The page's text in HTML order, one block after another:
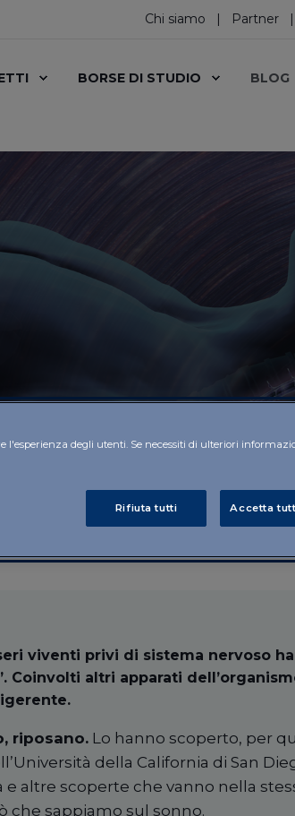
Chi siamo Partner
BORSE DI STUDIO BLOG
viventi privi di sistema nervoso
Coinvolti altri apparati
riposano.Lo hanno scoperto, per
della California di San
altre scoperte che vanno nella
che sappiamo sul sonno.
l'esperienza degli utenti. Se necessiti di ulteriori
Rifiuta tutti Accetta